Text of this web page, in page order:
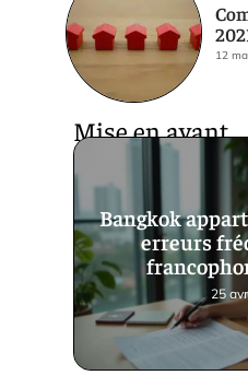
12
Mise en avant
Bangkok
erreurs
25